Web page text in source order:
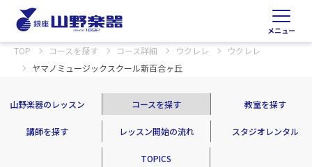
メニュー
TOP コースを探す コース詳細 ウクレレ
ウクレレ
ヤマノミュージックスクール新百合ヶ丘
山野楽器のレッスン コースを探す 教室を探す
講師を探す レッスン開始の流れ スタジオレンタル
TOPICS